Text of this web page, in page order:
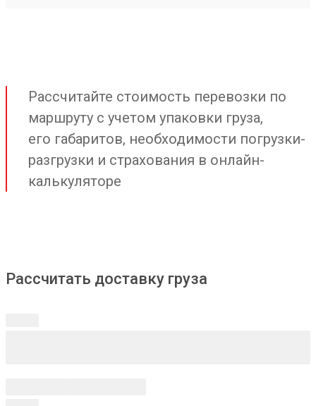
Рассчитайте стоимость перевозки по
маршруту с учетом упаковки груза,
его габаритов, необходимости погрузки-
разгрузки и страхования в онлайн-
калькуляторе
Рассчитать доставку груза